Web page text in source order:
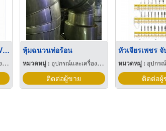
หุ่นยนต์เชื่อม OTC FD-V166 หุ้มฉนวนท่อร้อน
หมวดหมู่ : อุปกรณ์และเครื่องใช้อุตสาหกรรม
ติดต่อผู้ขาย
หมวดหมู่ : อุปกรณ์และเ
ติดต่อผู้